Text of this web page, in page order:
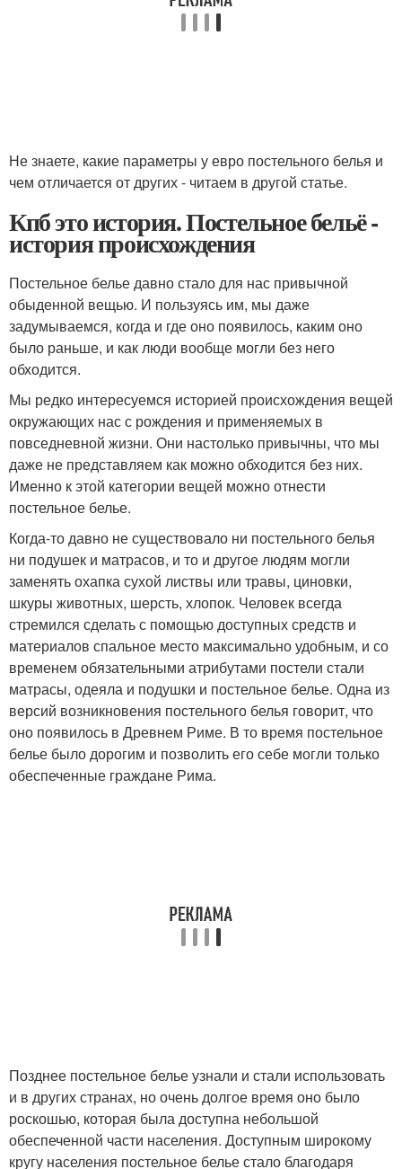
Не знаете, какие параметры у евро постельного белья и
чем отличается от других - читаем в другой статье.
Кпб это история. Постельное бельё -
история происхождения
Постельное белье давно стало для нас привычной
обыденной вещью. И пользуясь им, мы даже
задумываемся, когда и где оно появилось, каким оно
было раньше, и как люди вообще могли без него
обходится.
Мы редко интересуемся историей происхождения вещей
окружающих нас с рождения и применяемых в
повседневной жизни. Они настолько привычны, что мы
даже не представляем как можно обходится без них.
Именно к этой категории вещей можно отнести
постельное белье.
Когда-то давно не существовало ни постельного белья
ни подушек и матрасов, и то и другое людям могли
заменять охапка сухой листвы или травы, циновки,
шкуры животных, шерсть, хлопок. Человек всегда
стремился сделать с помощью доступных средств и
материалов спальное место максимально удобным, и со
временем обязательными атрибутами постели стали
матрасы, одеяла и подушки и постельное белье. Одна из
версий возникновения постельного белья говорит, что
оно появилось в Древнем Риме. В то время постельное
белье было дорогим и позволить его себе могли только
обеспеченные граждане Рима.
Позднее постельное белье узнали и стали использовать
и в других странах, но очень долгое время оно было
роскошью, которая была доступна небольшой
обеспеченной части населения. Доступным широкому
кругу населения постельное белье стало благодаря